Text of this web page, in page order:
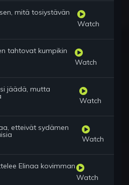
mitä tosiystävän
Watch
tahtovat kumpikin
Watch
jäädä, mutta
Watch
etteivät sydämen
Watch
Elinaa kovimman
Watch